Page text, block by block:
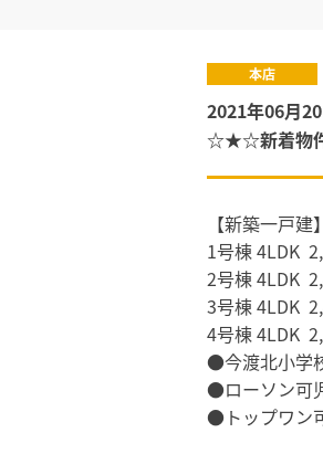
本店
2021年06月
☆★☆新着物
【新築一戸
1号棟 4LDK
2号棟 4LDK
3号棟 4LDK
4号棟 4LDK
●今渡北小学
●ローソン可
●トップワン